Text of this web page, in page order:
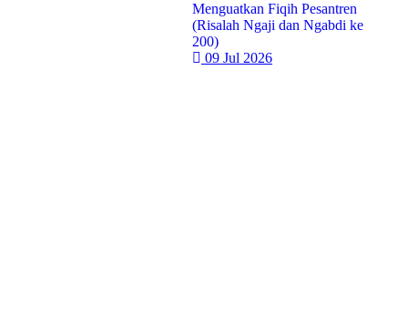
Menguatkan Fiqih Pesantren
(Risalah Ngaji dan Ngabdi ke
200)
09 Jul 2026